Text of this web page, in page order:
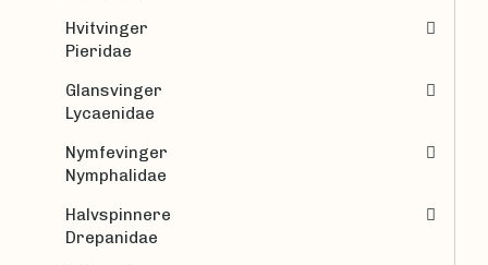
Hvitvinger
Pieridae
Glansvinger
Lycaenidae
Nymfevinger
Nymphalidae
Halvspinnere
Drepanidae